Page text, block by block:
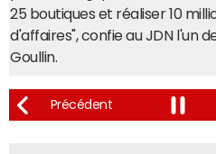
25 boutiques et réaliser 10
d'affaires", confie au JDN l'un
Goullin.